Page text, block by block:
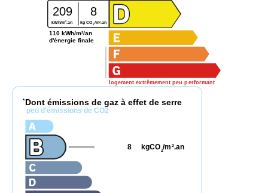
logement extrêmement peu performant
209 8
kWh/m2.an kg CO2 /m2 .an
110 kWh/m²/an
d'énergie finale
* Dont émissions de gaz à effet de serre
peu d'émissions de CO2
kgCO2/m 2.an
8